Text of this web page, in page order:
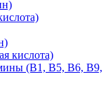
кислота)
(B1, B5, B6, В9,